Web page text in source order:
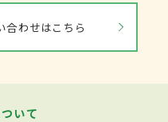
合わせはこちら
いて